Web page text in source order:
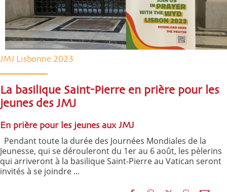
JMJ Lisbonne 2023
La basilique Saint-Pierre en prière pour les
jeunes des JMJ
En prière pour les jeunes aux JMJ
Pendant toute la durée des Journées Mondiales de la
Jeunesse, qui se dérouleront du 1er au 6 août, les pèlerins
qui arriveront à la basilique Saint-Pierre au Vatican seront
invités à se joindre ...